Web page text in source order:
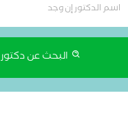
البحث عن دكتور